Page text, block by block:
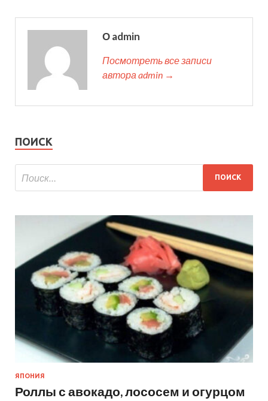
О admin
Посмотреть все записи
автора admin →
ПОИСК
ЯПОНИЯ
Роллы с авокадо, лососем и огурцом